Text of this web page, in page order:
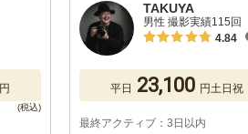
円
TAKUYA
男性 撮影実績115回
4.84
平日 23,100 円土日祝
最終アクティブ：3日以内